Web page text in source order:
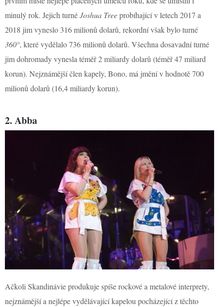
minulý rok. Jejich turnéJoshua Treeprobíhající v letech 2017 a
2018 jim vyneslo 316 milionů dolarů, rekordní však bylo turné
360°, které vydělalo 736 milionů dolarů. Všechna dosavadní turné
jim dohromady vynesla téměř 2 miliardy dolarů (téměř 47 miliard
korun). Nejznámější člen kapely, Bono, má jmění v hodnotě 700
milionů dolarů (16,4 miliardy korun).
2. Abba
Ačkoli Skandinávie produkuje spíše rockové a metalové interprety,
nejznámější a nejlépe vydělávající kapelou pocházející z těchto